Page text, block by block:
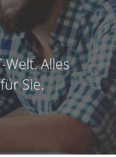
Alles
Sie.